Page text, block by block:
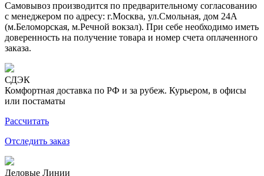
Самовывоз производится по предварительному согласованию
с менеджером по адресу: г.Москва, ул.Смольная, дом 24А
(м.Беломорская, м.Речной вокзал). При себе необходимо иметь
доверенность на получение товара и номер счета оплаченного
заказа.
СДЭК
Комфортная доставка по РФ и за рубеж. Курьером, в офисы
или постаматы
Рассчитать
Отследить заказ
Деловые Линии